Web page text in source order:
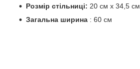
Розмір стільниці: 20 см х 34,5 см
Загальна ширина : 60 ​​см